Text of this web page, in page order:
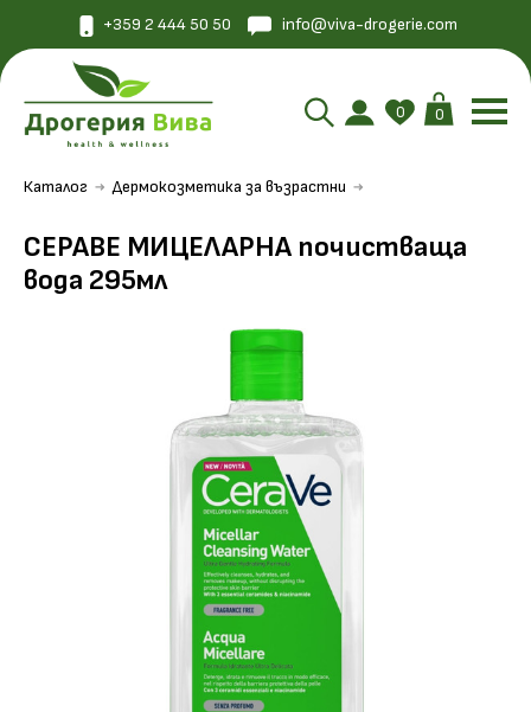
+359 2 444 50 50 info@viva-drogerie.com
0 0
Каталог Дермокозметика за възрастни
СЕРАВЕ МИЦЕЛАРНА почистваща
вода 295мл